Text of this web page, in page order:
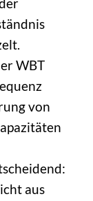
WBT
von
aus